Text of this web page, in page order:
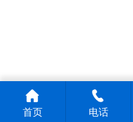
首页 电话